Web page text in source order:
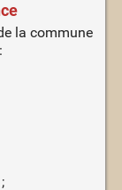
la commune